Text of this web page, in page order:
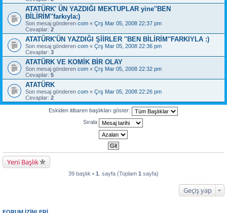
ATATÜRK' ÜN YAZDIĞI MEKTUPLAR yine''BEN
BİLİRİM''farkıyla:)
Son mesaj gönderen com « Çrş Mar 05, 2008 22:37 pm
Cevaplar: 2
ATATÜRK'ÜN YAZDIĞI ŞİİRLER ''BEN BİLİRİM''FARKIYLA :)
Son mesaj gönderen com « Çrş Mar 05, 2008 22:36 pm
Cevaplar: 3
ATATÜRK VE KOMİK BİR OLAY
Son mesaj gönderen com « Çrş Mar 05, 2008 22:32 pm
Cevaplar: 5
ATATÜRK
Son mesaj gönderen com « Çrş Mar 05, 2008 22:26 pm
Cevaplar: 2
Eskiden itibaren başlıkları göster:
Sırala
Yeni Başlık
39 başlık • 1 . sayfa (Toplam 1 sayfa)
Geçiş yap
FORUM IZINLERI